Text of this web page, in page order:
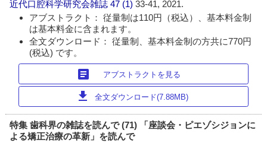
近代口腔科学研究会雑誌 47 (1)33-41, 2021.
アブストラクト： 従量制は110円（税込）、基本料金制
は基本料金に含まれます。
全文ダウンロード： 従量制、基本料金制の方共に770円
(税込) です。
article アブストラクトを見る
download 全文ダウンロード(7.88MB)
特集 歯科界の雑誌を読んで (71) 「座談会・ピエゾシジョンに
よる矯正治療の革新」を読んで